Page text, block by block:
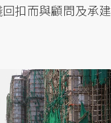
扣而與顧問及承建